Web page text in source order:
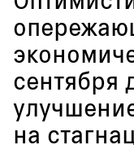
сентября
на